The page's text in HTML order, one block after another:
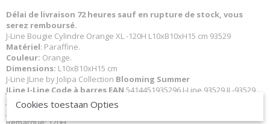
Délai de livraison 72 heures sauf en rupture de stock, vous
serez remboursé.
J-Line Bougie Cylindre Orange XL -120H L10xB10xH15 cm 93529
Matériel: Paraffine.
Couleur: Orange.
Dimensions: L10xB10xH15 cm
J-Line JLine by Jolipa Collection Blooming Summer
JLine J-Line Code à barres EAN 5414451935296 J-Line 93529 JL-93529
Jolipa 93529 JO93529
J-Line by Jolipa Catégorie: bougies bougie j-line
Cookies toestaan Opties